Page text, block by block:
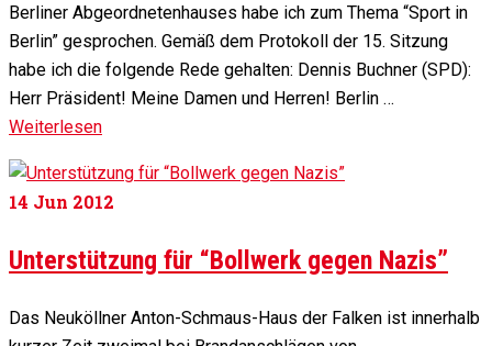
Berliner Abgeordnetenhauses habe ich zum Thema “Sport in
Berlin” gesprochen. Gemäß dem Protokoll der 15. Sitzung
habe ich die folgende Rede gehalten: Dennis Buchner (SPD):
Herr Präsident! Meine Damen und Herren! Berlin …
Weiterlesen
14 Jun 2012
Unterstützung für “Bollwerk gegen Nazis”
Das Neuköllner Anton-Schmaus-Haus der Falken ist innerhalb